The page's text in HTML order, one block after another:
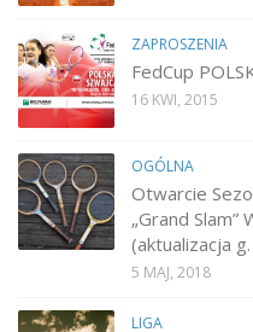
ZAPROSZENIA
FedCup
16 KWI, 2015
OGÓLNA
Otwarcie
„Grand
(aktualizacja
5 MAJ, 2018
LIGA